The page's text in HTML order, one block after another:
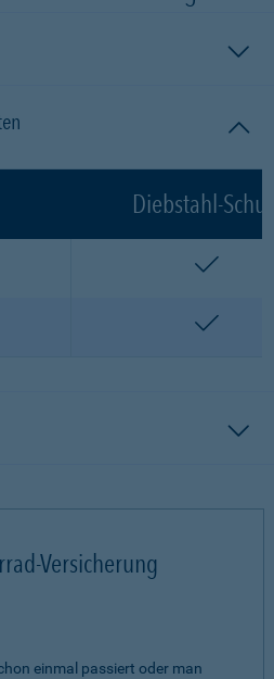
Diebstahl-
Versicherung
einmal passiert oder man